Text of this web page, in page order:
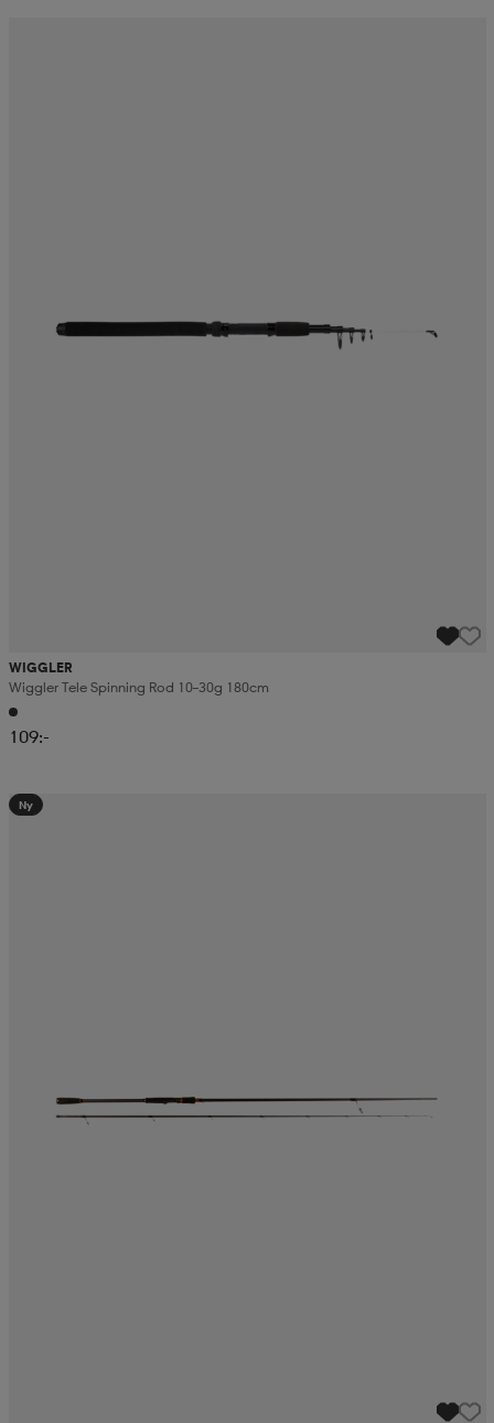
WIGGLER
Wiggler Tele Spinning Rod 10–30g 180cm
109:-
Ny